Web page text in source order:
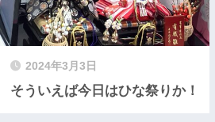
2024年3月3日
そういえば今日はひな祭りか！